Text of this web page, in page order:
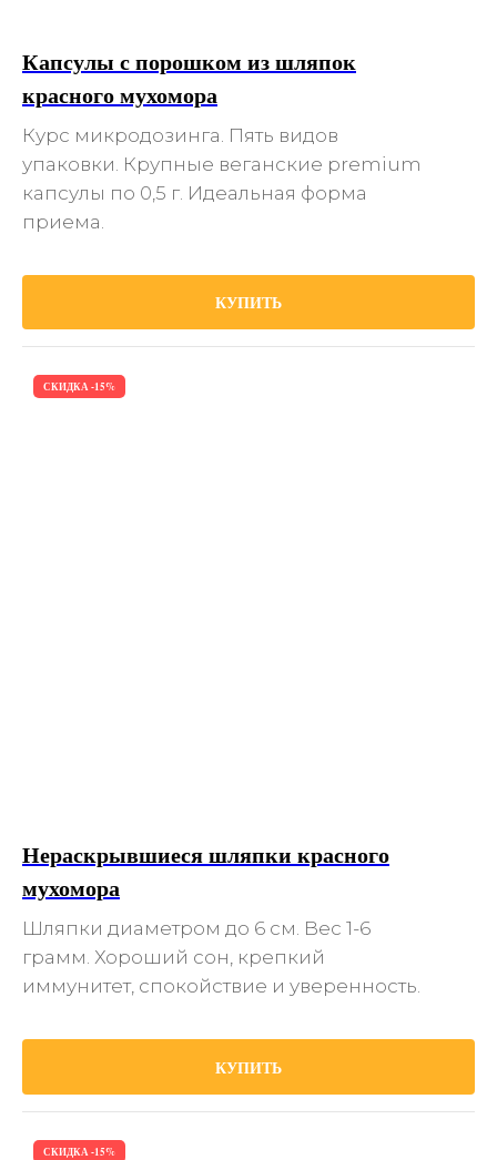
Капсулы с порошком из шляпок
красного мухомора
Курс микродозинга. Пять видов
упаковки. Крупные веганские premium
капсулы по 0,5 г. Идеальная форма
приема.
КУПИТЬ
СКИДКА -15%
Нераскрывшиеся шляпки красного
мухомора
Шляпки диаметром до 6 см. Вес 1-6
грамм. Хороший сон, крепкий
иммунитет, спокойствие и уверенность.
КУПИТЬ
СКИДКА -15%